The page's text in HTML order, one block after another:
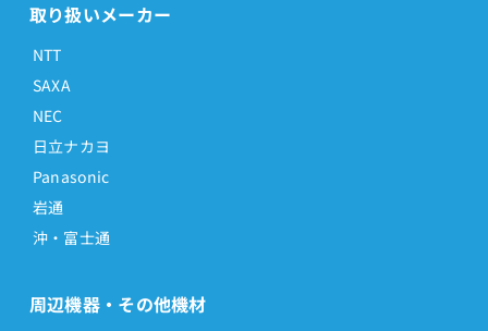
取り扱いメーカー
NTT
SAXA
NEC
日立ナカヨ
Panasonic
岩通
沖・富士通
周辺機器・その他機材